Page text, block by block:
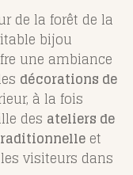
de la forêt de la
bijou
une ambiance
décorations de
à la fois
des ateliers de
et
visiteurs dans